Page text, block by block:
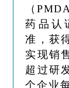
（
药品认
准，获
实现销
超过研
个企业